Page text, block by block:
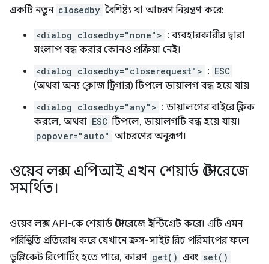
একটি নতুন closedby বৈশিষ্ট্য যা আচরণ নিয়ন্ত্রণ করে:
<dialog closedby="none"> : ব্যবহারকারীর দ্বারা
সংলাপ বন্ধ করার কোনও প্রক্রিয়া নেই।
<dialog closedby="closerequest"> : ESC
(অথবা অন্য ক্লোজ ট্রিগার) টিপলে ডায়ালগ বন্ধ হয়ে যায়
<dialog closedby="any"> : ডায়ালগের বাইরে ক্লিক
করলে, অথবা ESC টিপলে, ডায়ালগটি বন্ধ হয়ে যায়।
popover="auto" আচরণের অনুরূপ।
ওয়েব লক্স এপিআই এখন শেয়ার্ড স্টোরেজে
সমর্থিত।
ওয়েব লক্স API-কে শেয়ার্ড স্টোরেজে ইন্টিগ্রেট করে। এটি এমন
পরিস্থিতি প্রতিরোধ করে যেখানে ক্রস-সাইট রিচ পরিমাপের ফলে
ডুপ্লিকেট রিপোর্টিং হতে পারে, কারণ get() এবং set()